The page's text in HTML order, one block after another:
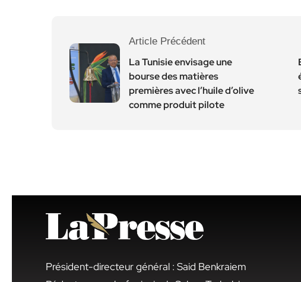
Article Précédent
La Tunisie envisage une
bourse des matières
premières avec l’huile d’olive
comme produit pilote
Président-directeur général : Said Benkraiem